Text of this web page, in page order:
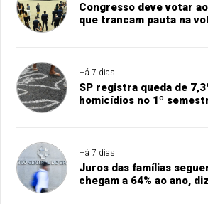
Congresso deve votar
que trancam pauta na
Há 7 dias
SP registra queda de
homicídios no 1º
Há 7 dias
Juros das famílias
chegam a 64% ao ano,